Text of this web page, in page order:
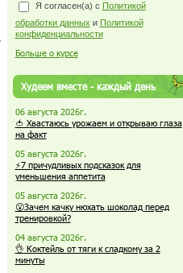
Я согласен(а) с Политикой
обработки данных и Политикой
конфиденциальности
Больше о курсе
Худеем вместе - каждый день
06 августа 2026г.
🍅 Хвастаюсь урожаем и открываю глаза
на факт
05 августа 2026г.
⚡7 причудливых подсказок для
уменьшения аппетита
05 августа 2026г.
😮Зачем качку нюхать шоколад перед
тренировкой?
04 августа 2026г.
👌 Коктейль от тяги к сладкому за 2
минуты